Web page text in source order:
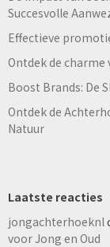
Succesvolle
Effectieve
Ontdek de
Boost Brands: De
Ontdek de
Natuur
Laatste reacties
jongachterhoeknl
voor Jong en Oud